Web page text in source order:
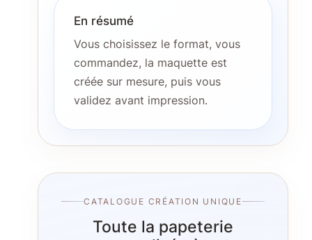
En résumé
Vous choisissez le format, vous
commandez, la maquette est
créée sur mesure, puis vous
validez avant impression.
CATALOGUE CRÉATION UNIQUE
Toute la papeterie